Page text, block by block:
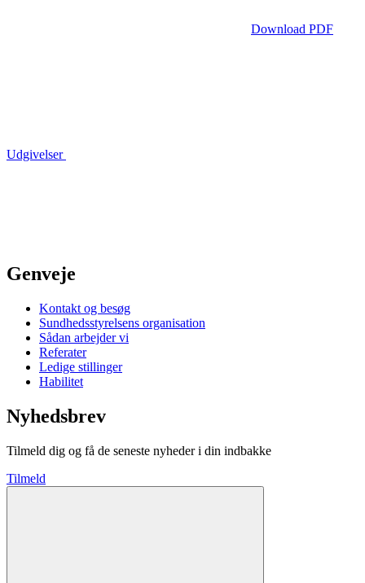
Download PDF
Udgivelser
Genveje
Kontakt og besøg
Sundhedsstyrelsens organisation
Sådan arbejder vi
Referater
Ledige stillinger
Habilitet
Nyhedsbrev
Tilmeld dig og få de seneste nyheder i din indbakke
Tilmeld